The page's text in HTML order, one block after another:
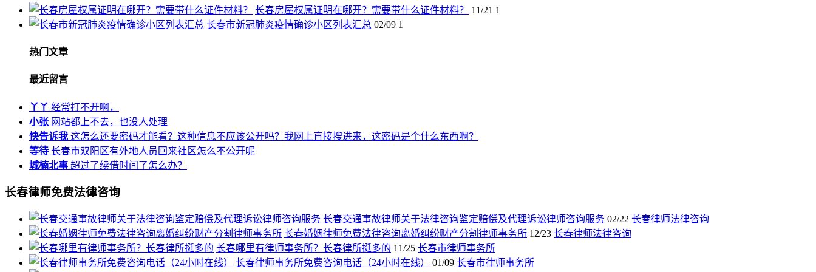
长春房屋权属证明在哪开？需要带什么证件材料？
11/21 1
长春市新冠肺炎疫情确诊小区列表汇总 02/09 1
热门文章
最近留言
丫丫 经常打不开啊，
小张 网站都上不去，也没人处理
快告诉我 这怎么还要密码才能看？这种信息不应该公开吗？我网上直接搜进来，这密码是个什么东西啊？
等待 长春市双阳区有外地人员回来社区怎么不公开呢
城楠北事 超过了续借时间了怎么办？
长春律师免费法律咨询
长春交通事故律师关于法律咨询鉴定赔偿及代理诉讼律师咨询服务 02/22 长春律师法律咨询
长春婚姻律师免费法律咨询离婚纠纷财产分割律师事务所 12/23 长春律师法律咨询
长春哪里有律师事务所？长春律所挺多的 11/25 长春市律师事务所
长春律师事务所免费咨询电话（24小时在线）
01/09 长春市律师事务所